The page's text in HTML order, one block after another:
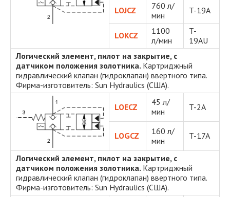
LOJCZ
760 л/
мин
T-19A
LOKCZ
1100
л/мин
T-
19AU
Логический элемент, пилот на закрытие, с
датчиком положения золотника. Картриджный
гидравлический клапан (гидроклапан) ввертного типа.
Фирма-изготовитель: Sun Hydraulics (США).
LOECZ
45 л/
мин
T-2A
LOGCZ
160 л/
мин
T-17A
Логический элемент, пилот на закрытие, с
датчиком положения золотника. Картриджный
гидравлический клапан (гидроклапан) ввертного типа.
Фирма-изготовитель: Sun Hydraulics (США).